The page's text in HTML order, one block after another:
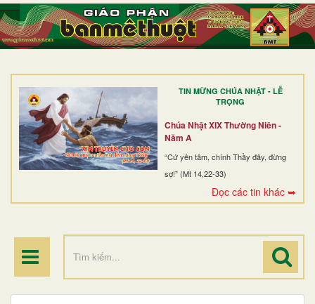
TIN MỪNG CHÚA NHẬT - LỄ
TRỌNG
Chúa Nhật XIX Thường Niên -
Năm A
“Cứ yên tâm, chính Thầy đây, đừng
sợ!” (Mt 14,22-33)
Đọc các tin khác ➥
TRANG NHẤT
GIỚI THIỆU
DÒNG TU
BAN MỤC VỤ
ĐOÀN THỂ CG
ĐIỂM HÀNH HƯƠNG